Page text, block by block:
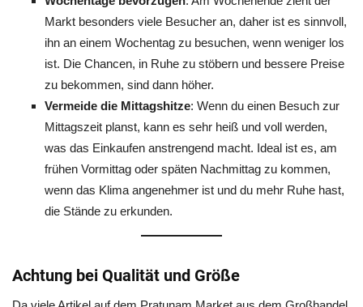
Markt besonders viele Besucher an, daher ist es sinnvoll,
ihn an einem Wochentag zu besuchen, wenn weniger los
ist. Die Chancen, in Ruhe zu stöbern und bessere Preise
zu bekommen, sind dann höher.
Vermeide die Mittagshitze: Wenn du einen Besuch zur
Mittagszeit planst, kann es sehr heiß und voll werden,
was das Einkaufen anstrengend macht. Ideal ist es, am
frühen Vormittag oder späten Nachmittag zu kommen,
wenn das Klima angenehmer ist und du mehr Ruhe hast,
die Stände zu erkunden.
Achtung bei Qualität und Größe